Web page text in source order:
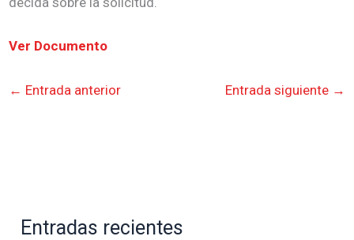
Ver Documento
← Entrada anterior Entrada siguiente →
Entradas recientes